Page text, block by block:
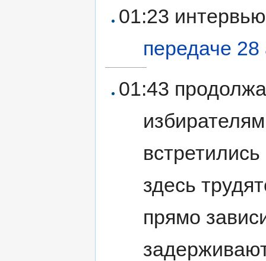
01:23
передаче 28
01:43
здесь
прямо